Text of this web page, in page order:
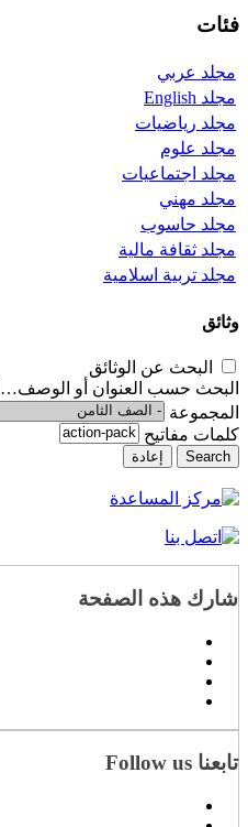
فئات
مجلد عربي
مجلد English
مجلد رياضيات
مجلد علوم
مجلد اجتماعيات
مجلد مهني
مجلد حاسوب
مجلد ثقافة مالية
مجلد تربية اسلامية
وثائق
البحث عن الوثائق
البحث حسب العنوان أو الوصف…
المجموعة
كلمات مفاتيح
Search إعادة
شارك هذه الصفحة
تابعنا Follow us